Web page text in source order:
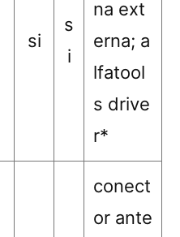
si
s
i
na ext
erna; a
lfatool
s drive
r*
conect
or ante